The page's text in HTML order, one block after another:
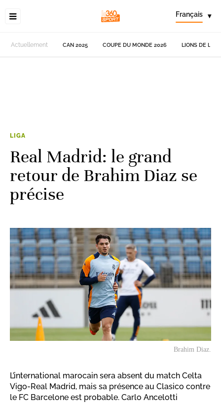
Français ▾
Actuellement CAN 2025 COUPE DU MONDE 2026 LIONS DE
LIGA
Real Madrid: le grand
retour de Brahim Diaz se
précise
Brahim Diaz.
L’international marocain sera absent du match Celta
Vigo-Real Madrid, mais sa présence au Clasico contre
le FC Barcelone est probable. Carlo Ancelotti